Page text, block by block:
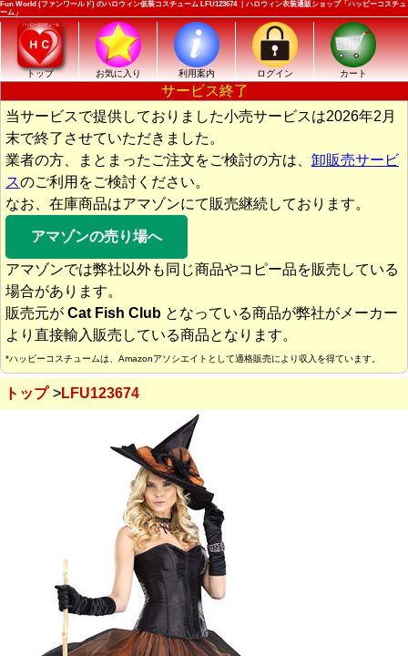
Fun World (ファンワールド) のハロウィン仮装コスチューム LFU123674 ｜ハロウィン衣装通販ショップ「ハッピーコスチュ
ーム」
トップ お気に入り 利用案内 ログイン カート
サービス終了
当サービスで提供しておりました小売サービスは2026年2月
末で終了させていただきました。
業者の方、まとまったご注文をご検討の方は、 卸販売サービ
スのご利用をご検討ください。
なお、在庫商品はアマゾンにて販売継続しております。
アマゾンの売り場へ
アマゾンでは弊社以外も同じ商品やコピー品を販売している
場合があります。
販売元が Cat Fish Club となっている商品が弊社がメーカー
より直接輸入販売している商品となります。
*ハッピーコスチュームは、Amazonアソシエイトとして適格販売により収入を得ています。
トップ LFU123674